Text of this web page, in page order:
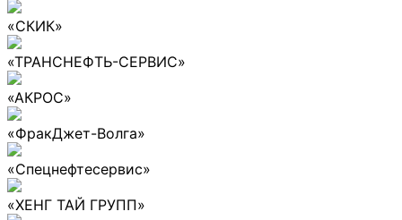
«СКИК»
«ТРАНСНЕФТЬ-СЕРВИС»
«АКРОС»
«ФракДжет-Волга»
«Спецнефтесервис»
«ХЕНГ ТАЙ ГРУПП»